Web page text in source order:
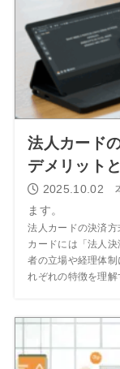
法人カード
デメリット
2025.10.02
法人カードの決済方
カードには「法人
者の立場や経理体
れぞれの特徴を理解